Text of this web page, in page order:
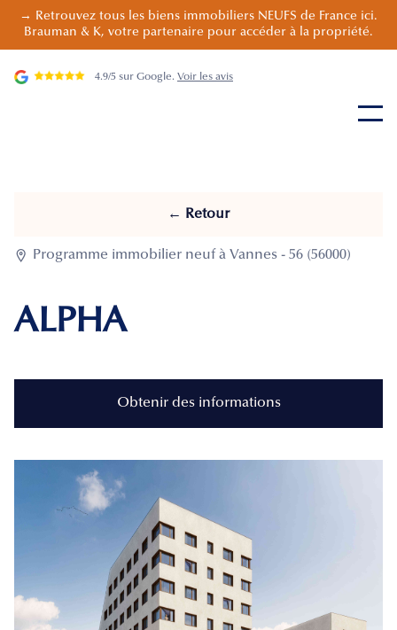
→ Retrouvez tous les biens immobiliers NEUFS de France ici.
Brauman & K, votre partenaire pour accéder à la propriété.
4.9/5 sur Google. Voir les avis
← Retour
 Programme immobilier neuf à Vannes - 56 (56000)
ALPHA
Obtenir des informations